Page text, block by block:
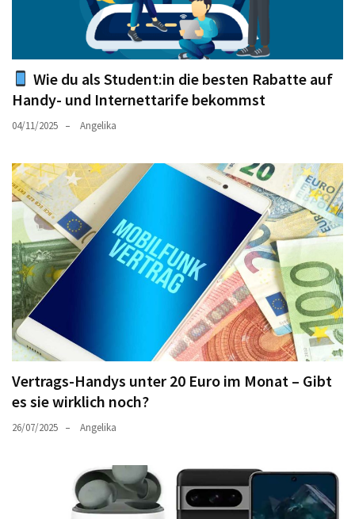
Wie du als Student:in die besten Rabatte auf
Handy- und Internettarife bekommst
04/11/2025 Angelika
Vertrags-Handys unter 20 Euro im Monat – Gibt
es sie wirklich noch?
26/07/2025 Angelika